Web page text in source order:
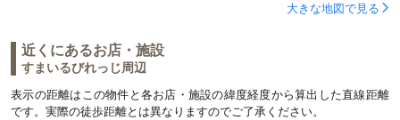
大きな地図で見る
近くにあるお店・施設
すまいるびれっじ周辺
表示の距離はこの物件と各お店・施設の緯度経度から算出した直線距離
です。実際の徒歩距離とは異なりますのでご了承ください。